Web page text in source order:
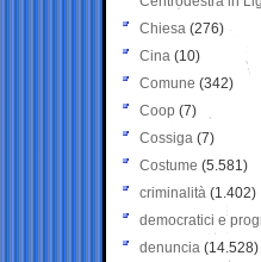
Chiesa (276)
Cina (10)
Comune (342)
Coop (7)
Cossiga (7)
Costume (5.581)
criminalità (1.402)
democratici e
denuncia (14.528)